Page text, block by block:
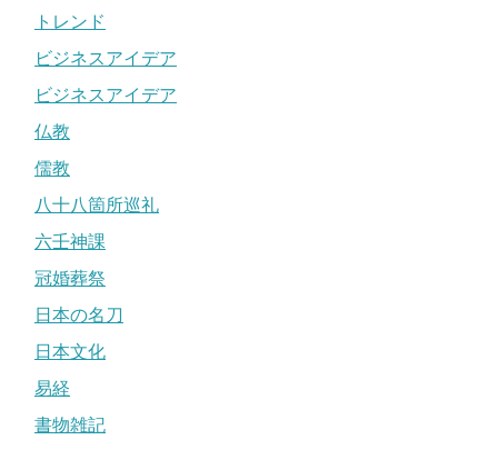
トレンド
ビジネスアイデア
ビジネスアイデア
仏教
儒教
八十八箇所巡礼
六壬神課
冠婚葬祭
日本の名刀
日本文化
易経
書物雑記